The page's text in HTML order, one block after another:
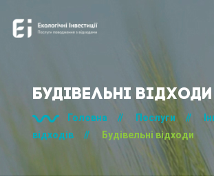
Будівельні відходи
Головна // Послуги //
відходів
// Будівельні відходи